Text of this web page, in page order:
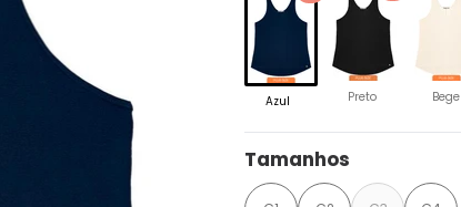
Azul Preto Bege
Tamanhos